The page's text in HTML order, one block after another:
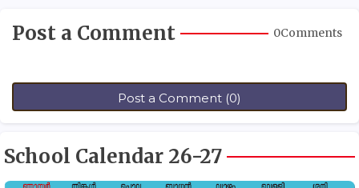
Post a Comment 0Comments
Post a Comment (0)
School Calendar 26-27